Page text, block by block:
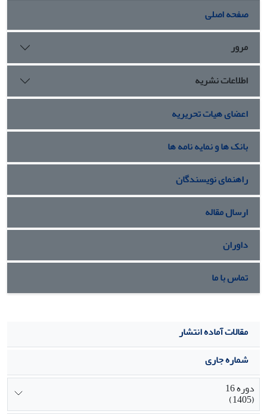
خبرگی، ریسک ادراک شده، حساسیت مجریان اصلی، حساسیت
شکست‌ها و اشتباهات و فرهنگ سازمانی می‌باشند
صفحه اصلی
مرور
اطلاعات نشریه
اعضای هیات تحریریه
بانک ها و نمایه نامه ها
راهنمای نویسندگان
ارسال مقاله
داوران
تماس با ما
مقالات آماده انتشار
شماره جاری
دوره 16
(1405)